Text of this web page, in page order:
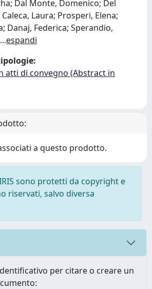
Dal Monte, Domenico; Del
Laura; Prosperi, Elena;
Danaj, Federica; Sperandio,
...espandi
atti di convegno (Abstract in
a questo prodotto.
sono protetti da copyright e
riservati, salvo diversa
per citare o creare un